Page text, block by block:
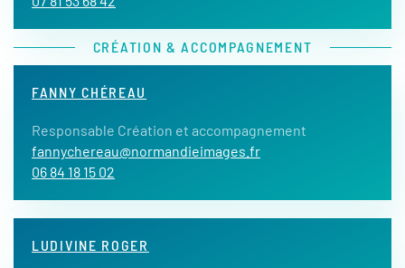
CRÉATION & ACCOMPAGNEMENT
FANNY CHÉREAU
Responsable Création et accompagnement
fannychereau@normandieimages.fr
06 84 18 15 02
LUDIVINE ROGER